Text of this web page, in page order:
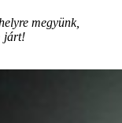
megyünk,
járt!